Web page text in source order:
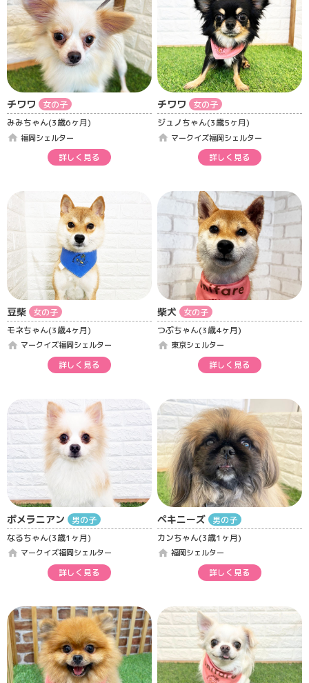
チワワ
女の子
みみちゃん(3歳6ヶ月)
home 福岡シェルター
詳しく見る
チワワ
女の子
ジュノちゃん(3歳5ヶ月)
home マークイズ福岡シェルター
詳しく見る
豆柴
女の子
モネちゃん(3歳4ヶ月)
home マークイズ福岡シェルター
詳しく見る
柴犬
女の子
つぶちゃん(3歳4ヶ月)
home 東京シェルター
詳しく見る
ポメラニアン
男の子
なるちゃん(3歳1ヶ月)
home マークイズ福岡シェルター
詳しく見る
ペキニーズ
男の子
カンちゃん(3歳1ヶ月)
home 福岡シェルター
詳しく見る